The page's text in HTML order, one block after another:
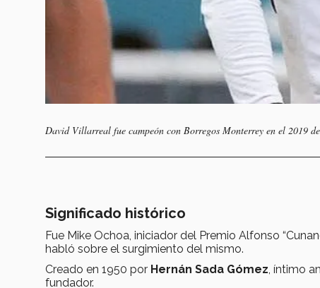
David Villarreal fue campeón con Borregos Monterrey en el 2019
Significado histórico
Fue Mike Ochoa, iniciador del Premio Alfonso
habló sobre el surgimiento del mismo.
Creado en 1950 por Hernán Sada Gómez , íntimo
fundador.